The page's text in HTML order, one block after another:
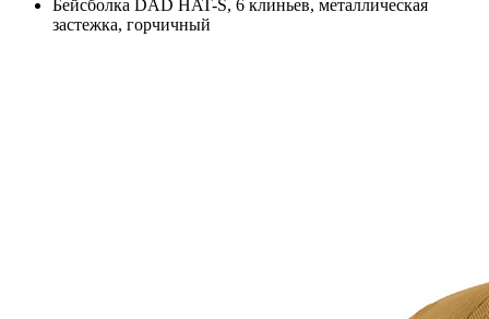
Бейсболка DAD HAT-S, 6 клиньев, металлическая
застежка, горчичный